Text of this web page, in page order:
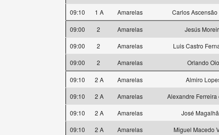
09:10
1 A Amarelas Carlos
09:00 2 Amarelas
Jesús
09:00
2 Amarelas
Luis Castro
09:00
2 Amarelas Orlando Oio
09:10 2 A Amarelas
Almiro
09:10
2 A Amarelas
Alexandre Ferreira
09:10
2 A Amarelas
José
09:10
2 A Amarelas Miguel Macedo